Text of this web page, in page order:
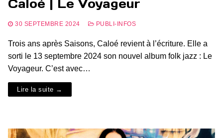
Caloé | Le Voyageur
30 SEPTEMBRE 2024 PUBLI-INFOS
Trois ans après Saisons, Caloé revient à l’écriture. Elle a
sorti le 13 septembre 2024 son nouvel album folk jazz : Le
Voyageur. C’est avec…
Lire la suite →